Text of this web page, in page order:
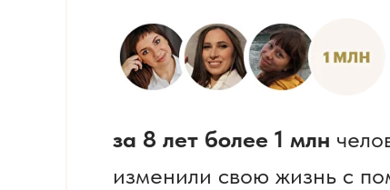
за 8 лет более 1 млн
изменили свою жизнь с